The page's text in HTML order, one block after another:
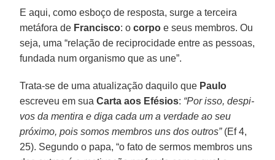
E aqui, como esboço de resposta, surge a terceira
metáfora de Francisco: ocorpo e seus membros. Ou
seja, uma “relação de reciprocidade entre as pessoas,
fundada num organismo que as une”.
Trata-se de uma atualização daquilo que Paulo
escreveu em suaCarta aos Efésios: “Por isso, despi-
vos da mentira e diga cada um a verdade ao seu
próximo, pois somos membros uns dos outros”(Ef 4,
25). Segundo o papa, “o fato de sermos membros uns